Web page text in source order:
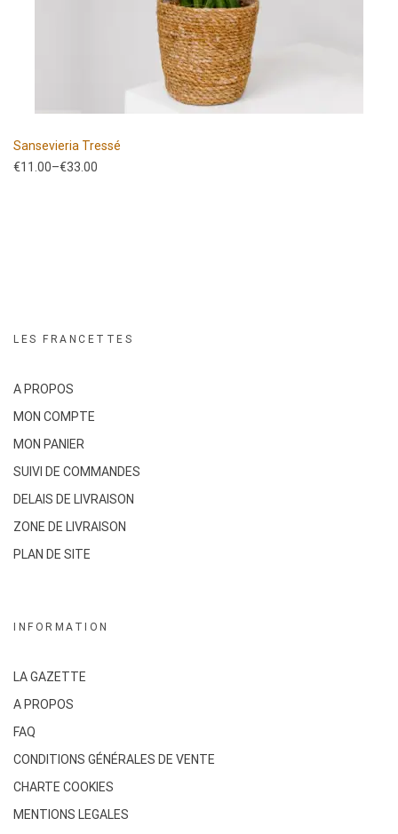
Sansevieria Tressé
€11.00–€33.00
LES FRANCETTES
A PROPOS
MON COMPTE
MON PANIER
SUIVI DE COMMANDES
DELAIS DE LIVRAISON
ZONE DE LIVRAISON
PLAN DE SITE
INFORMATION
LA GAZETTE
A PROPOS
FAQ
CONDITIONS GÉNÉRALES DE VENTE
CHARTE COOKIES
MENTIONS LEGALES